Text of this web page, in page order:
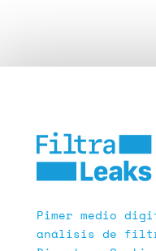
Pimer medio
análisis de